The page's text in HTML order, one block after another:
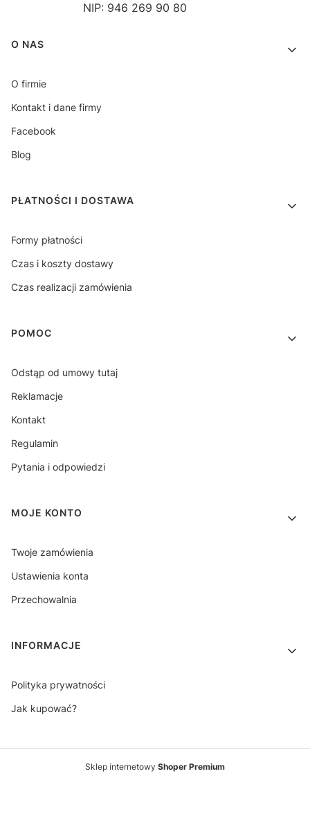
NIP: 946 269 90 80
Linki w stopce
O NAS
O firmie
Kontakt i dane firmy
Facebook
Blog
PŁATNOŚCI I DOSTAWA
Formy płatności
Czas i koszty dostawy
Czas realizacji zamówienia
POMOC
Odstąp od umowy tutaj
Reklamacje
Kontakt
Regulamin
Pytania i odpowiedzi
MOJE KONTO
Twoje zamówienia
Ustawienia konta
Przechowalnia
INFORMACJE
Polityka prywatności
Jak kupować?
Sklep internetowy Shoper Premium